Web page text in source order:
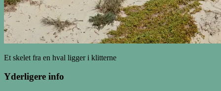
Et skelet fra en hval ligger i klitterne
Yderligere info